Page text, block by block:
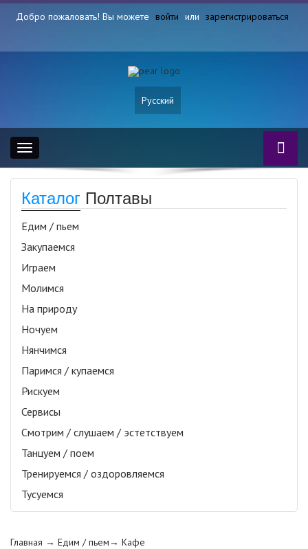
Добро пожаловать! Вы можете войти или зарегистрироваться
Русский
Toggle
navigation
Каталог Полтавы
Едим / пьем
Закупаемся
Играем
Молимся
На природу
Ночуем
Нянчимся
Паримся / купаемся
Рискуем
Сервисы
Смотрим / слушаем / эстетствуем
Танцуем / поем
Тренируемся / оздоровляемся
Тусуемся
Главная → Едим / пьем→ Кафе